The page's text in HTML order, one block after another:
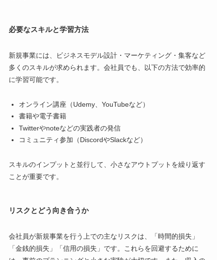
必要なスキルと学習方法
新規事業には、ビジネスモデル設計・マーケティング・集客など
多くのスキルが求められます。会社員でも、以下の方法で効率的
に学習可能です。
オンライン講座（Udemy、YouTubeなど）
書籍や電子書籍
Twitterやnoteなどの実践者の発信
コミュニティ参加（DiscordやSlackなど）
スキルのインプットと並行して、小さなアウトプットを繰り返す
ことが重要です。
リスクとどう向き合うか
会社員が新規事業を行う上での主なリスクは、「時間的損失」
「金銭的損失」「信用の損失」です。これらを回避するために